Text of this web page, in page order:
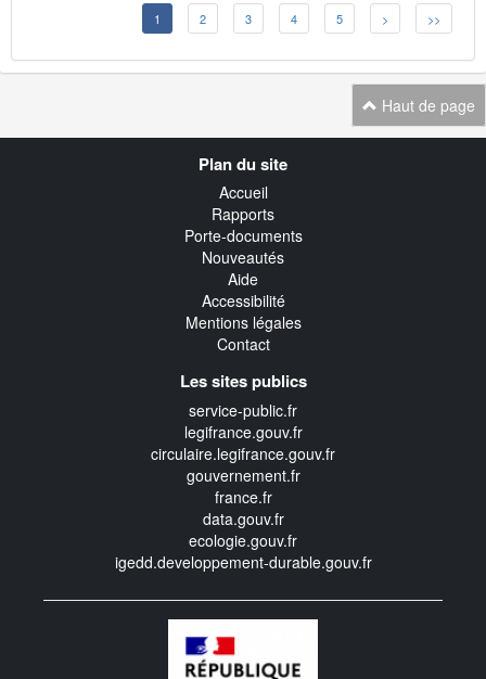
1 2 3 4 5 > >>
Haut de page
Plan du site
Accueil
Rapports
Porte-documents
Nouveautés
Aide
Accessibilité
Mentions légales
Contact
Les sites publics
service-public.fr
legifrance.gouv.fr
circulaire.legifrance.gouv.fr
gouvernement.fr
france.fr
data.gouv.fr
ecologie.gouv.fr
igedd.developpement-durable.gouv.fr